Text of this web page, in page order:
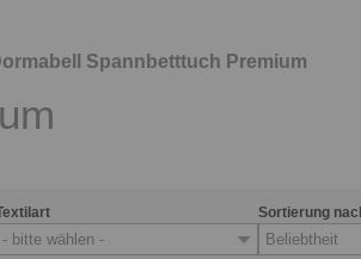
Spannbetttuch Premium
- bitte wählen -
Sortierung
Beliebtheit